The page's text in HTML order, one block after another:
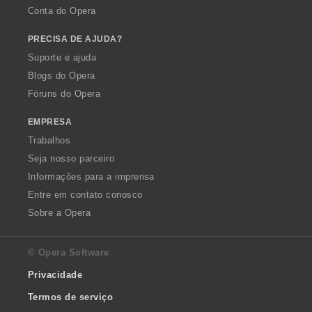
Conta do Opera
PRECISA DE AJUDA?
Suporte e ajuda
Blogs do Opera
Fóruns do Opera
EMPRESA
Trabalhos
Seja nosso parceiro
Informações para a imprensa
Entre em contato conosco
Sobre a Opera
© Opera Software
Privacidade
Termos de serviço